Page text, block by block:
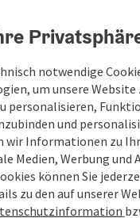
sind:
oder ein
notwendige
um unsere
personalisieren,
und
Informationen zu
Medien, Werbung und
können Sie
zu den auf unserer